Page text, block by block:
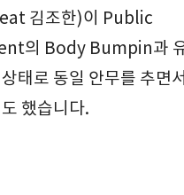
김조한)이 Public
의 Body Bumpin과
태로 동일 안무를 추면
했습니다.